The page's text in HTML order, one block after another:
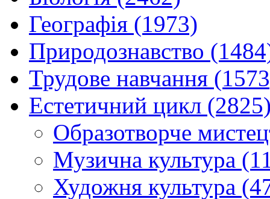
Географія (1973)
Природознавство
Трудове навчання
Естетичний цикл
Образотворче
Музична культура
Художня культура